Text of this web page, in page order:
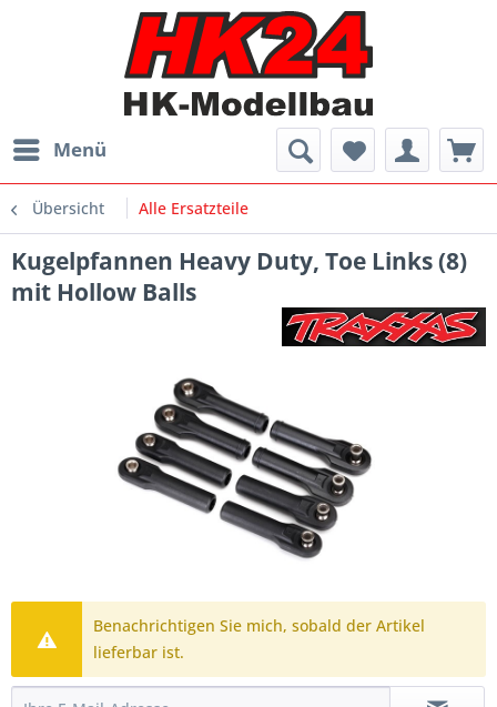
Menü
Übersicht Alle Ersatzteile
Kugelpfannen Heavy Duty, Toe Links (8)
mit Hollow Balls
Benachrichtigen Sie mich, sobald der Artikel
lieferbar ist.